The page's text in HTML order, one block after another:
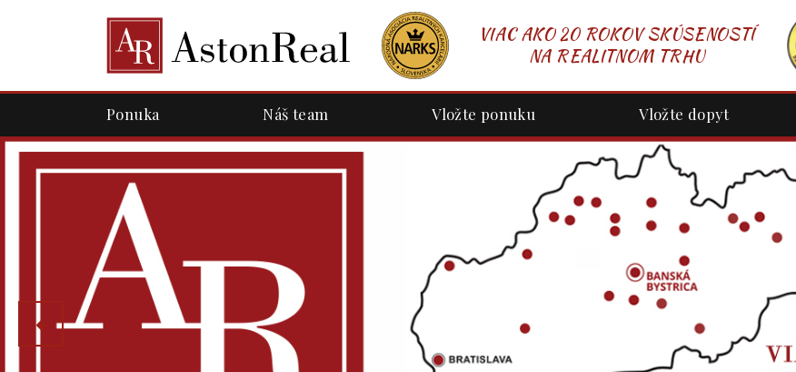
VIAC AKO 20 ROKOV SKÚSENOSTÍ
NA REALITNOM TRHU
Ponuka Náš team Vložte ponuku Vložte dopyt